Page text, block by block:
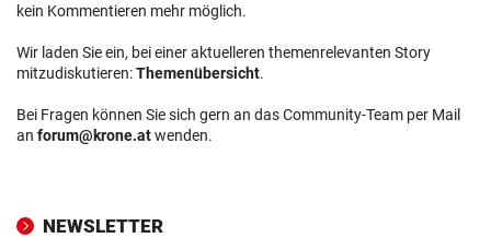
kein Kommentieren mehr möglich.
Wir laden Sie ein, bei einer aktuelleren themenrelevanten Story
mitzudiskutieren:Themenübersicht.
Bei Fragen können Sie sich gern an das Community-Team per Mail
an forum@krone.atwenden.
NEWSLETTER